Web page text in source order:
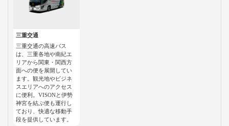
三重交通
三重交通の高速バス
は、三重各地や南紀エ
リアから関東・関西方
面への便を展開してい
ます。観光地やビジネ
スエリアへのアクセス
に便利。VISONと伊勢
神宮を結ぶ便も運行し
ており、快適な移動手
段を提供しています。